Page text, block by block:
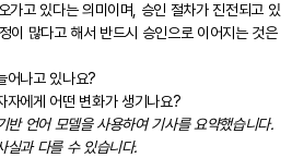
가고 있다는 의미이며, 승인 절차가 진전되고 있
이 많다고 해서 반드시 승인으로 이어지는 것은
어나고 있나요?
자에게 어떤 변화가 생기나요?
언어 모델을 사용하여 기사를 요약했습니다.
실과 다를 수 있습니다.